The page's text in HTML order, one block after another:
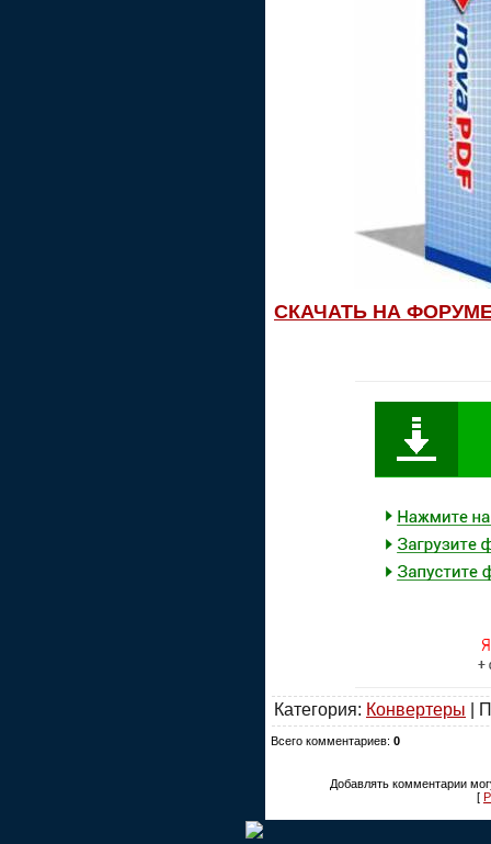
СКАЧАТЬ НА
Категория: Конвертеры |
Всего комментариев: 0
Добавлять комментарии
[